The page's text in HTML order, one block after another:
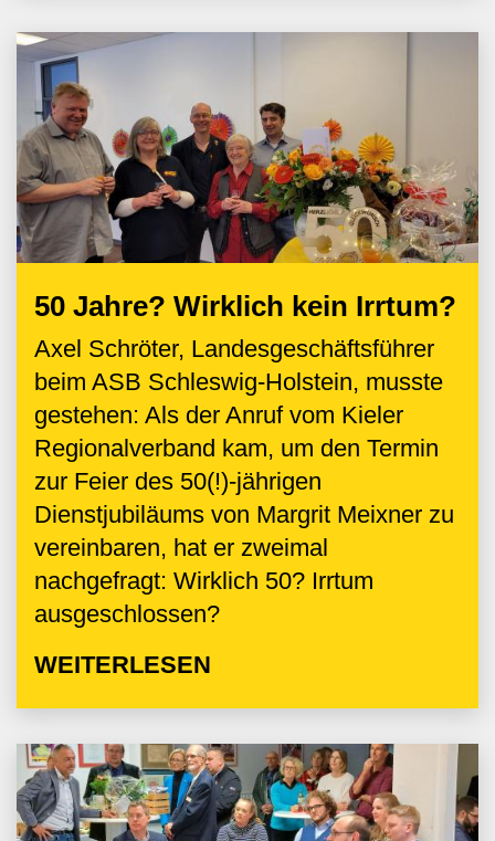
50 Jahre? Wirklich kein Irrtum?
Axel Schröter, Landesgeschäftsführer
beim ASB Schleswig-Holstein, musste
gestehen: Als der Anruf vom Kieler
Regionalverband kam, um den Termin
zur Feier des 50(!)-jährigen
Dienstjubiläums von Margrit Meixner zu
vereinbaren, hat er zweimal
nachgefragt: Wirklich 50? Irrtum
ausgeschlossen?
WEITERLESEN